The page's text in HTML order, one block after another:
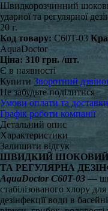
Швидкорозчинний
ударної та регулярної
20 г.
Код товару: C60T-03
AquaDoctor
Ціна: 310 грн. /шт.
Є в наявності
Купити Зворотний
Не забудьте поділитися
Умови оплати та доставки
Графік роботи компанії
Детальний опис
Характеристики
Залишити відгук
ШВИДКИЙ ШОКОВИЙ
ТА РЕГУЛЯРНА
AquaDoctor C60T-03 —
стабілізованого хлору
дезінфекції води в